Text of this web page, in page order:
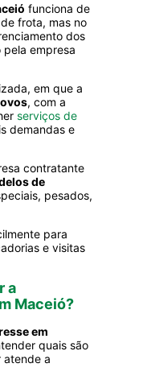
funciona de
frota, mas no
dos
empresa
em que a
, com a
serviços de
demandas e
contratante
de
pesados,
para
e visitas
a
Maceió?
em
quais são
atende a